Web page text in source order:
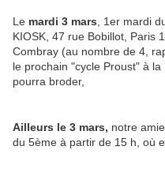
Le mardi 3 mars , 1er mardi
KIOSK, 47 rue Bobillot, Paris
Combray (au nombre de 4,
le prochain "cycle Proust" à
pourra broder,
Ailleurs le 3 mars, notre
du 5ème à partir de 15 h, où